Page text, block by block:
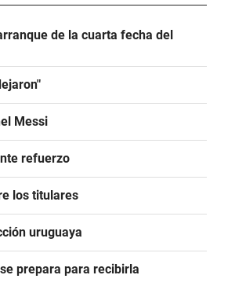
de la cuarta fecha del
Messi
refuerzo
los titulares
uruguaya
prepara para recibirla